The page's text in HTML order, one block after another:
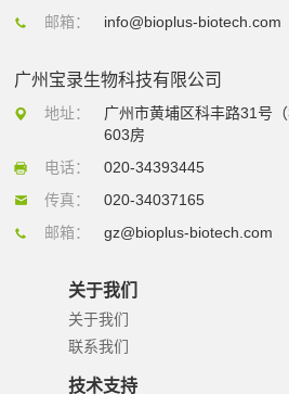
邮箱：
info@bioplus-biotech.com
广州宝录生物科技有限公司
地址：
广州市黄埔区科丰路31号
603房
电话：
020-34393445
传真：
020-34037165
邮箱：
gz@bioplus-biotech.com
关于我们
关于我们
联系我们
技术支持